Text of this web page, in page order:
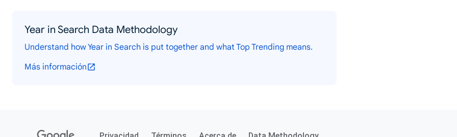
Year in Search Data Methodology
Understand how Year in Search is put together and what Top Trending means.
Más información